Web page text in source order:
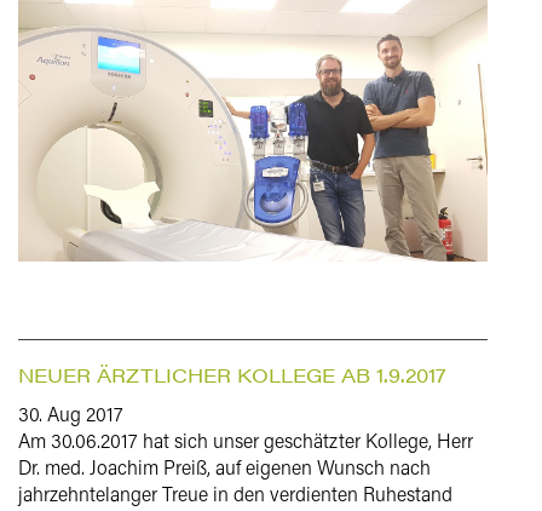
NEUER ÄRZTLICHER KOLLEGE AB 1.9.2017
30. Aug 2017
Am 30.06.2017 hat sich unser geschätzter Kollege, Herr
Dr. med. Joachim Preiß, auf eigenen Wunsch nach
jahrzehntelanger Treue in den verdienten Ruhestand